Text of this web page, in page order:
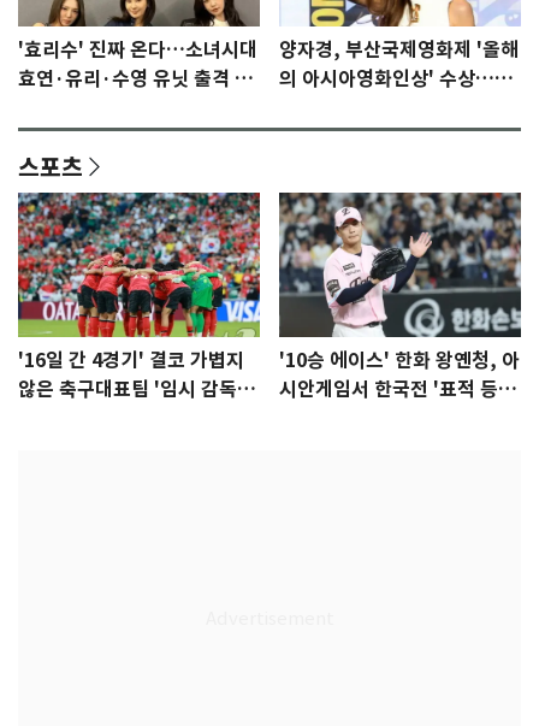
'효리수' 진짜 온다…소녀시대
효연·유리·수영 유닛 출격 [N
양자경, 부산국제영화제 '올해
의 아시아영화인상' 수상…15
스포츠
'16일 간 4경기' 결코 가볍지
않은 축구대표팀 '임시 감독'
'10승 에이스' 한화 왕옌청, 아
시안게임서 한국전 '표적 등